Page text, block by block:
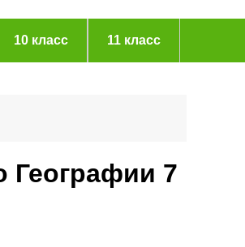
10 класс 11 класс
Географии 7